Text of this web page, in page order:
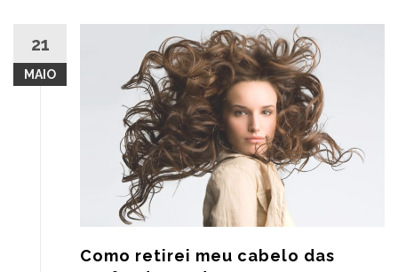
21
MAIO
Como retirei meu cabelo das